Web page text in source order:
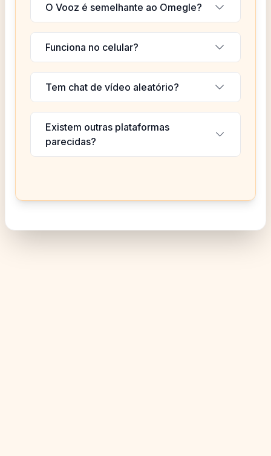
O Vooz é semelhante ao Omegle?
Funciona no celular?
Tem chat de vídeo aleatório?
Existem outras plataformas
parecidas?